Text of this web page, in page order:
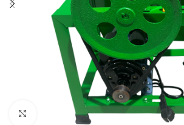
Click to enlarge